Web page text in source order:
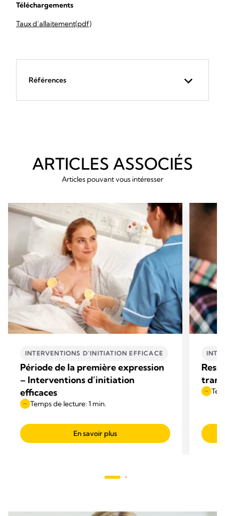
Téléchargements
Taux d’allaitement(pdf)
Références
ARTICLES ASSOCIÉS
Articles pouvant vous intéresser
INTERVENTIONS D’INITIATION EFFICACE
Période de la première expression
– Interventions d’initiation
efficaces
Temps de lecture: 1 min.
En savoir plus